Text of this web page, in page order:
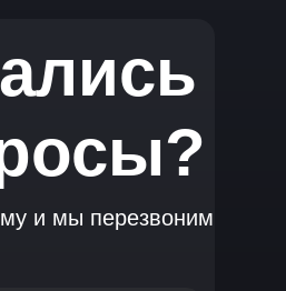
и мы перезвоним